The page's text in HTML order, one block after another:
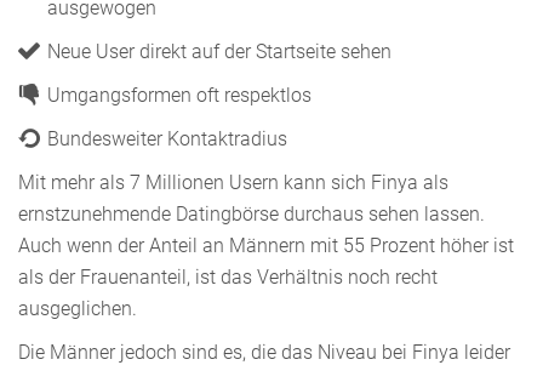
ausgewogen
Neue User direkt auf der Startseite sehen
Umgangsformen oft respektlos
Bundesweiter Kontaktradius
Mit mehr als 7 Millionen Usern kann sich Finya als
ernstzunehmende Datingbörse durchaus sehen lassen.
Auch wenn der Anteil an Männern mit 55 Prozent höher ist
als der Frauenanteil, ist das Verhältnis noch recht
ausgeglichen.
Die Männer jedoch sind es, die das Niveau bei Finya leider